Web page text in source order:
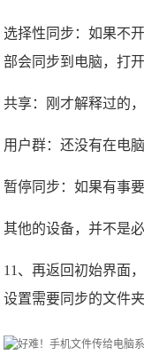
选择性同步：如果不
部会同步到电脑，打
共享：刚才解释过的
用户群：还没有在电
暂停同步：如果有事
其他的设备，并不是
11、再返回初始界面
设置需要同步的文件夹